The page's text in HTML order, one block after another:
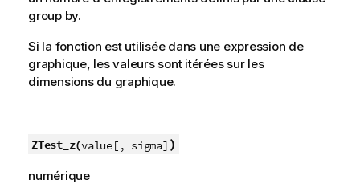
group by.
Si la fonction est utilisée dans une expression de
graphique, les valeurs sont itérées sur les
dimensions du graphique.
ZTest_z(value[, sigma] )
numérique